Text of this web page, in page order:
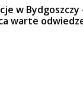
w Bydgoszczy
warte